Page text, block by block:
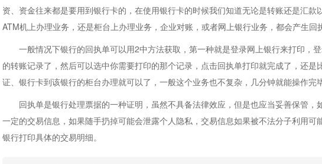
资、资金往来都是要用到银行卡的，在使用银行卡的时候我们知道无论是转账还是汇
ATM机上办理业务，还是柜台上办理业务，企业对账，或者网上银行业务，都会产生回
一般情况下银行的回执单可以用2中方法获取，第一种就是登录网上银行来打印，
的转账记录了，然后可以选中你需要打印的那个记录，点击回执单打印就完成了，还
证、银行卡到该银行的柜台办理就可以了，一般这个业务也不复杂，几分钟就能操作完
回执单是银行处理票据的一种证明，虽然不具备法律效应，但是也应当妥善保管，
一定的交易信息，如果随手扔掉可能会泄露个人隐私，交易信息如果被不法分子利用
银行打印具体的交易明细。